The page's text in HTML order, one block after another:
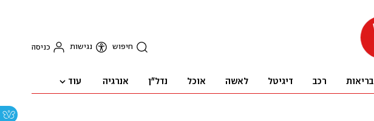
חיפוש נגישות כניסה
בריאות רכב דיגיטל לאשה אוכל נדל"ן אנרגיה עוד